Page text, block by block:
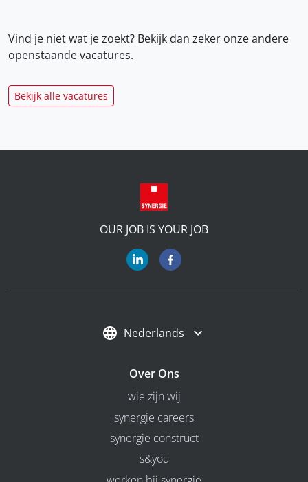
Vind je niet wat je zoekt? Bekijk dan zeker onzeandere
openstaande vacatures.
Bekijk alle vacatures
OUR JOB IS YOUR JOB
Nederlands
Over Ons
wie zijn wij
synergie careers
synergie construct
s&you